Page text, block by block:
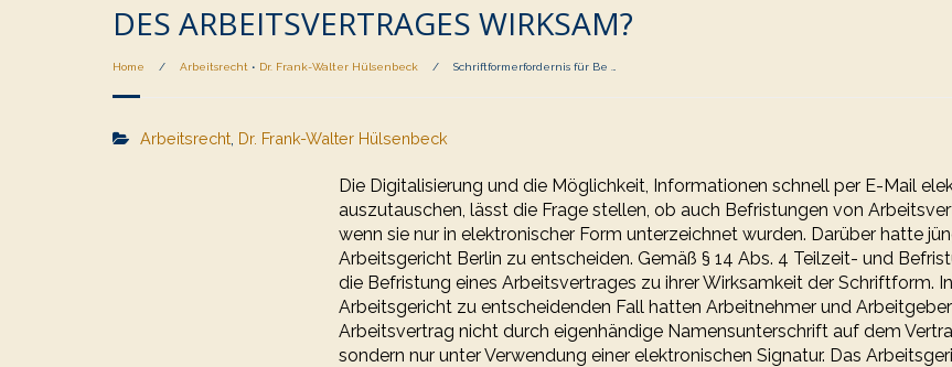
DES ARBEITSVERTRAGES WIRKSAM?
Home / Arbeitsrecht • Dr. Frank-Walter Hülsenbeck / Schriftformerfordernis für Be …
Arbeitsrecht Dr. Frank-Walter Hülsenbeck
Die Digitalisierung und die Möglichkeit, Informationen schnell per E-Mail
auszutauschen, lässt die Frage stellen, ob auch Befristungen von
wenn sie nur in elektronischer Form unterzeichnet wurden. Darüber hatte
Arbeitsgericht Berlin zu entscheiden. Gemäß § 14 Abs. 4 Teilzeit- und
die Befristung eines Arbeitsvertrages zu ihrer Wirksamkeit der Schriftform.
Arbeitsgericht zu entscheidenden Fall hatten Arbeitnehmer und
Arbeitsvertrag nicht durch eigenhändige Namensunterschrift auf dem
sondern nur unter Verwendung einer elektronischen Signatur. Das